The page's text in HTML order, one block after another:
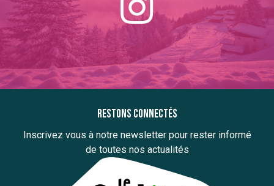
Restons connectés
Inscrivez vous à notre newsletter pour rester informé
de toutes nos actualités